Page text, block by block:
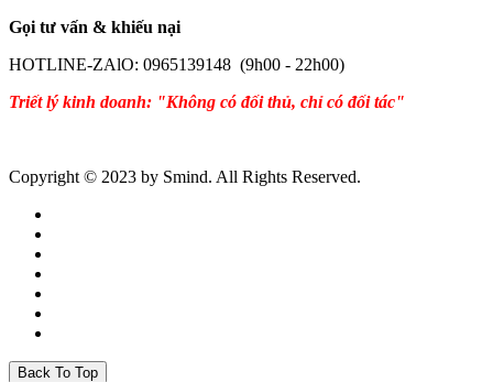
Gọi tư vấn & khiếu nại
HOTLINE-ZAlO: 0965139148 (9h00 - 22h00)
Triết lý kinh doanh: "Không có đối thủ, chỉ có đối tác"
Copyright © 2023 by Smind. All Rights Reserved.
Back To Top